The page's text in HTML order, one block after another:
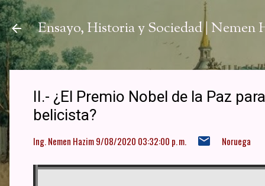
Ensayo, Historia y Sociedad | Nemen
II.- ¿El Premio Nobel de la Paz
belicista?
Ing. Nemen Hazim9/08/2020 03:32:00 p. m. Noruega